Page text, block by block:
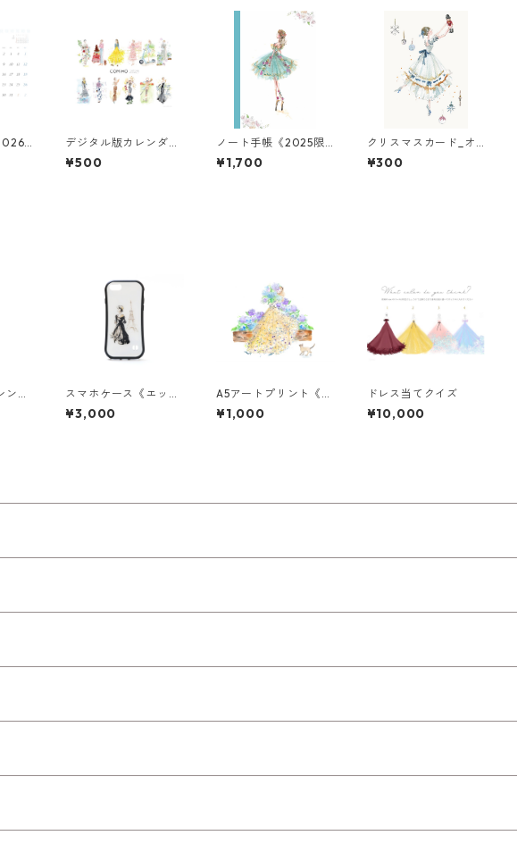
デジタル版カレンダー
《2025限定》
¥500
ノート手帳《2025限
定》
¥1,700
クリスマスカード_オ
ーナメントとくるみ割
り人形
¥300
ンデ
スマホケース《エッフ
ェル塔》グリップ
¥3,000
A5アートプリント《紫
陽花とドットドレス》
額なし
¥1,000
ドレス当てクイズ
¥10,000